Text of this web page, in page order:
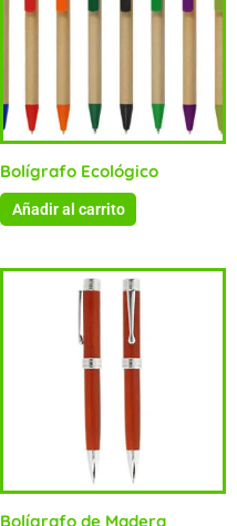
Bolígrafo Ecológico
Añadir al carrito
Bolígrafo de Madera